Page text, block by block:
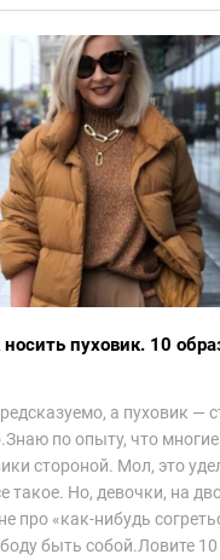
стереотипы, какие
рассеялись как дым. А
на других известных
сейчас покажу ?
пуховик. 10
а пуховик —
по опыту, что
стороной. Мол, это
такое. Но, девочки, на
про «как-нибудь
быть собой.Ловите